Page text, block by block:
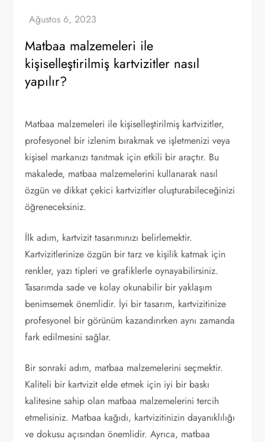
Matbaa malzemeleri ile
kişiselleştirilmiş kartvizitler nasıl
yapılır?
Matbaa malzemeleri ile kişiselleştirilmiş kartvizitler,
profesyonel bir izlenim bırakmak ve işletmenizi veya
kişisel markanızı tanıtmak için etkili bir araçtır. Bu
makalede, matbaa malzemelerini kullanarak nasıl
özgün ve dikkat çekici kartvizitler oluşturabileceğinizi
öğreneceksiniz.
İlk adım, kartvizit tasarımınızı belirlemektir.
Kartvizitlerinize özgün bir tarz ve kişilik katmak için
renkler, yazı tipleri ve grafiklerle oynayabilirsiniz.
Tasarımda sade ve kolay okunabilir bir yaklaşım
benimsemek önemlidir. İyi bir tasarım, kartvizitinize
profesyonel bir görünüm kazandırırken aynı zamanda
fark edilmesini sağlar.
Bir sonraki adım, matbaa malzemelerini seçmektir.
Kaliteli bir kartvizit elde etmek için iyi bir baskı
kalitesine sahip olan matbaa malzemelerini tercih
etmelisiniz. Matbaa kağıdı, kartvizitinizin dayanıklılığı
ve dokusu açısından önemlidir. Ayrıca, matbaa